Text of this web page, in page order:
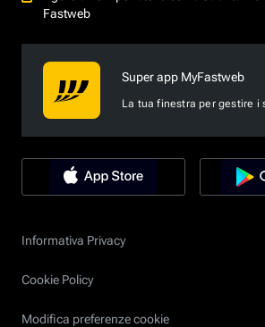
Fastweb
Super app MyFastweb
La tua finestra per gestire i
Informativa Privacy
Cookie Policy
Modifica preferenze cookie